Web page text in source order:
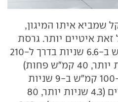
איתו המיגון,
זאת איטיים יותר. גרסת
הבנזין תזנק ל-100 קמ"ש ב-6.6 שניות בדרך ל-210
קמ"ש מרביים (2.4 שניות יותר, 40 קמ"ש פחות)
בעוד החשמלית תזנק ל-100 קמ"ש ב-9 שניות
בדרך ל-160 קמ"ש מרביים (4.3 שניות יותר, 80